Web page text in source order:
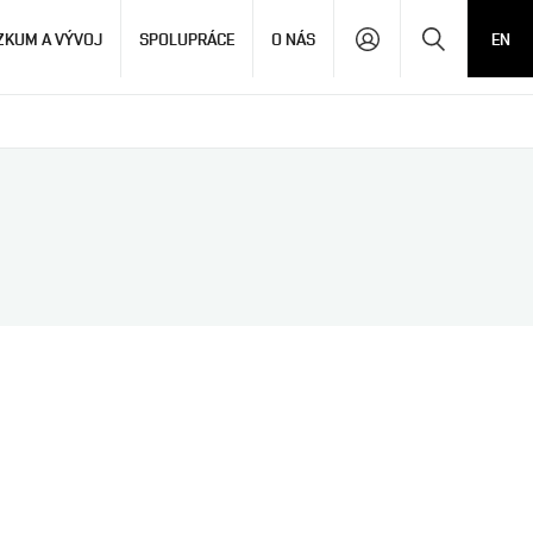
A VÝVOJ SPOLUPRÁCE O NÁS EN